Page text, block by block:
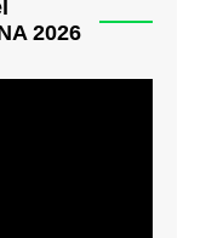
2026